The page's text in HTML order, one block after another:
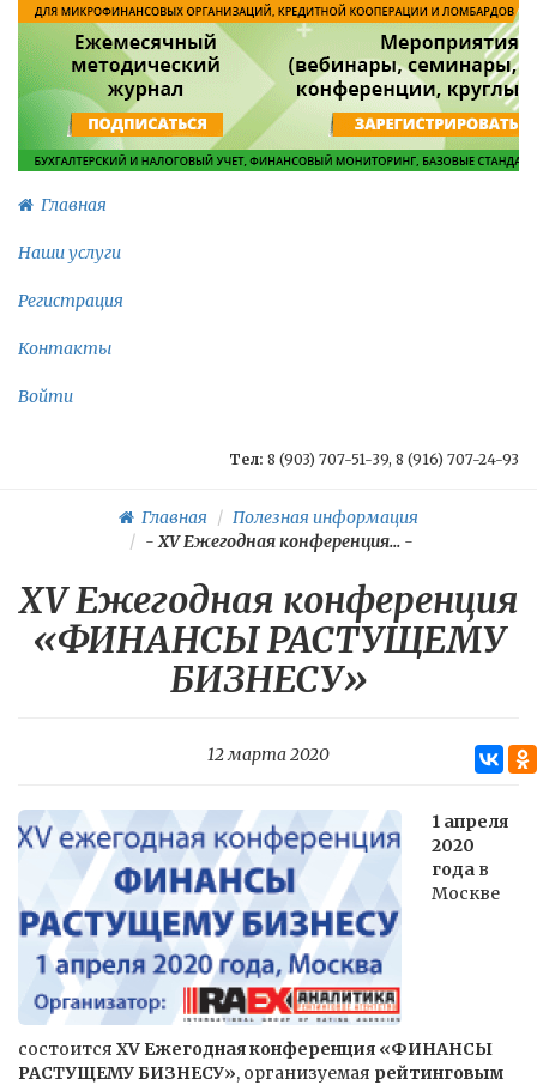
Главная
Наши услуги
Регистрация
Контакты
Войти
Тел: 8 (903) 707-51-39, 8 (916) 707-24-93
Главная
Полезная информация
-XV Ежегодная конференция... -
XV Ежегодная конференция
«ФИНАНСЫ РАСТУЩЕМУ
БИЗНЕСУ»
12 марта 2020
1 апреля
2020
года в
Москве
состоится XV Ежегодная конференция «ФИНАНСЫ
РАСТУЩЕМУ БИЗНЕСУ», организуемая рейтинговым